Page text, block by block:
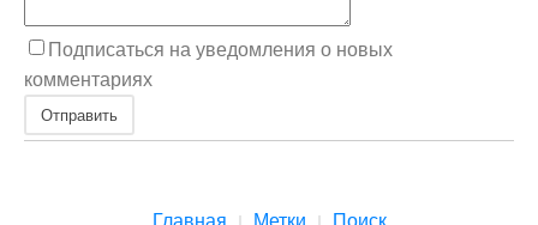
Подписаться на уведомления о новых
комментариях
Отправить
Главная Метки Поиск